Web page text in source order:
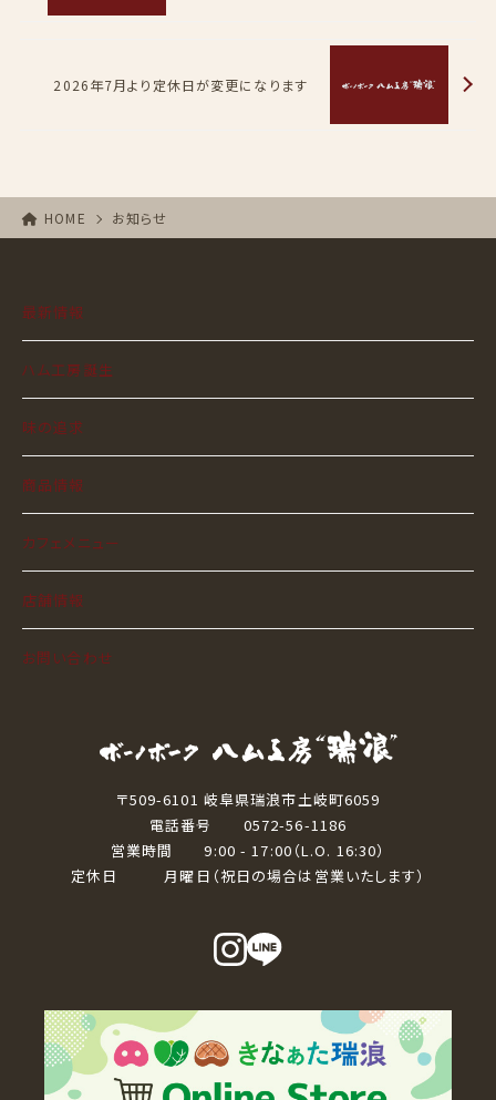
2026年7月より定休日が変更になります
HOME お知らせ
最新情報
ハム工房誕生
味の追求
商品情報
カフェメニュー
店舗情報
お問い合わせ
〒509-6101 岐阜県瑞浪市土岐町6059
電話番号 0572-56-1186
営業時間 9:00 - 17:00（L.O. 16:30）
定休日 月曜日（祝日の場合は営業いたします）